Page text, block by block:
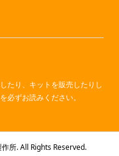
たり、キットを販売したりし
を必ずお読みください。
所. All Rights Reserved.